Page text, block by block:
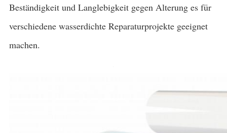
Beständigkeit und Langlebigkeit gegen Alterung es für
verschiedene wasserdichte Reparaturprojekte geeignet
machen.